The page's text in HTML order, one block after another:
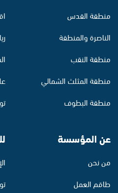
منطقة القدس
الناصرة والمنطقة
منطقة النقب
منطقة المثلث الشمالي
منطقة البطوف
عن المؤسسة
من نحن
طاقم العمل